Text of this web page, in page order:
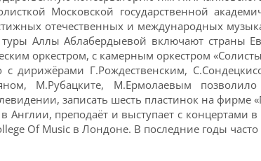
Московской государственной
отечественных и международных
туры Аллы Аблабердыевой включают страны
оркестром, с камерным оркестром
с дирижёрами Г.Рождественским,
М.Рубацките, М.Ермолаевым
записать шесть пластинок на фирме
Англии, преподаёт и выступает с концертами
Of Music в Лондоне. В последние годы